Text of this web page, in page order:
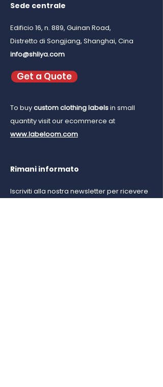
Sede centrale
Edificio 16, n. 889, Guinan Road,
Distretto di Songjiang, Shanghai, Cina
info@shliya.com
Get a Quote
To buycustom clothing labelsin small
quantity visit our ecommerce at
www.labeloom.com
Rimani informato
Iscriviti alla nostra newsletter per ricevere